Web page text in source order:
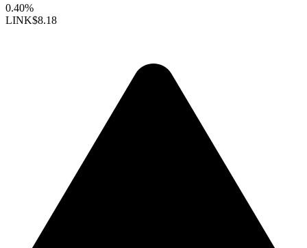
0.40%
LINK$8.18